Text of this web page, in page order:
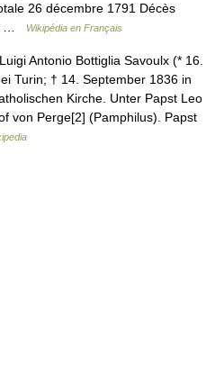
26 décembre 1791 Décès
…
Wikipédia en Français
Antonio Bottiglia Savoulx (* 16.
Turin; † 14. September 1836 in
Kirche. Unter Papst Leo
von Perge[2] (Pamphilus). Papst